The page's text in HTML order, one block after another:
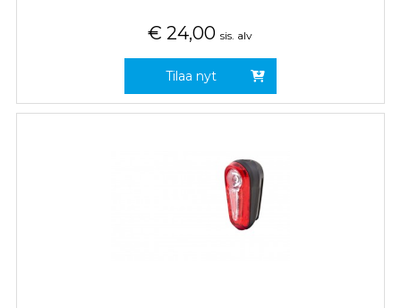
€ 24,00 sis. alv
Tilaa nyt